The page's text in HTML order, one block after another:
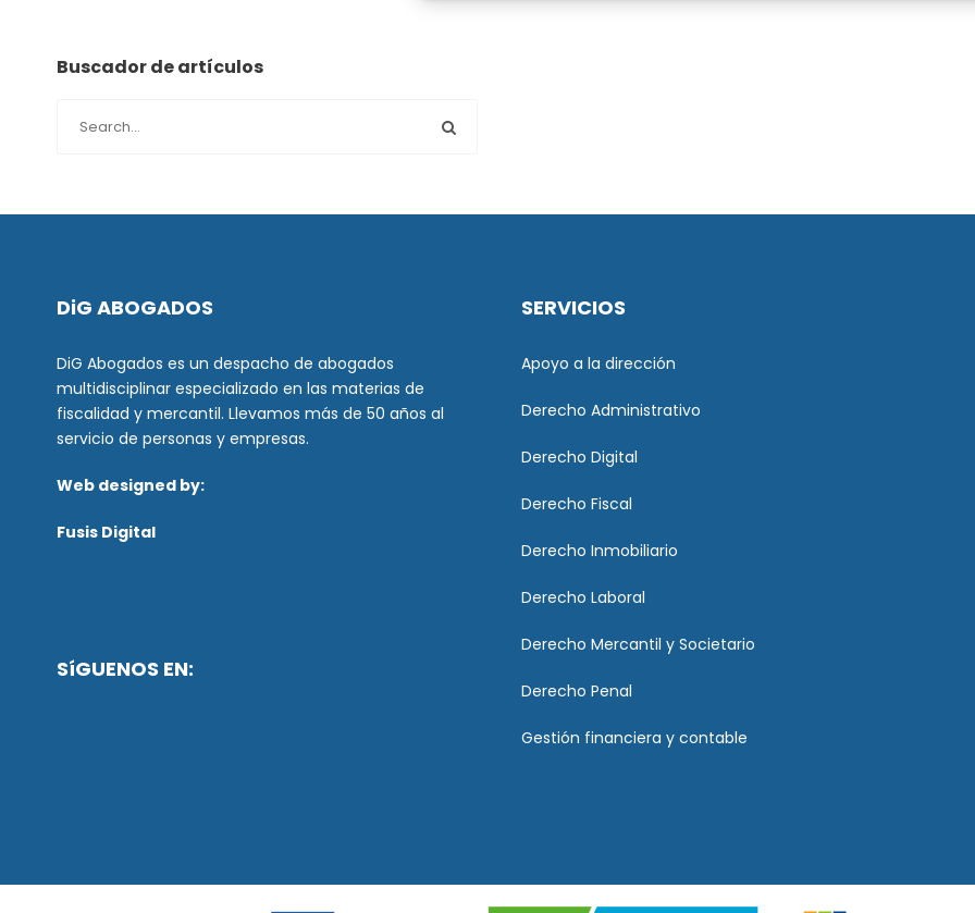
Buscador de artículos
DiG ABOGADOS
DiG Abogados es un despacho de abogados
multidisciplinar especializado en las materias de
fiscalidad y mercantil. Llevamos más de 50 años al
servicio de personas y empresas.
Web designed by:
Fusis Digital
SíGUENOS EN:
SERVICIOS
Apoyo a la dirección
Derecho Administrativo
Derecho Digital
Derecho Fiscal
Derecho Inmobiliario
Derecho Laboral
Derecho Mercantil y Societario
Derecho Penal
Gestión financiera y contable